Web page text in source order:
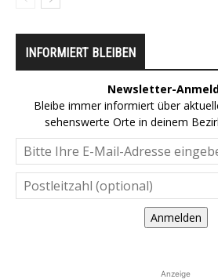
INFORMIERT BLEIBEN
Newsletter-
Bleibe immer informiert über
sehenswerte Orte in deinem
Anmelden
Anzeige